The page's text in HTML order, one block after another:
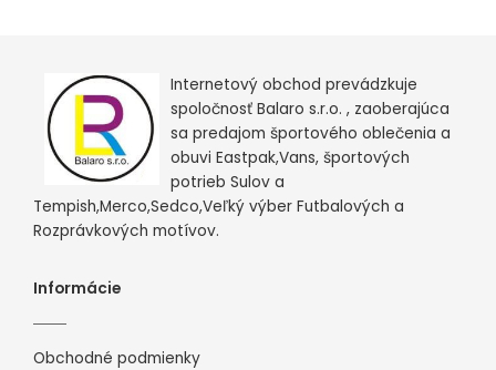
Internetový obchod prevádzkuje
spoločnosť Balaro s.r.o. , zaoberajúca
sa predajom športového oblečenia a
obuvi Eastpak,Vans, športových
potrieb Sulov a
Tempish,Merco,Sedco,Veľký výber Futbalových a
Rozprávkových motívov.
Informácie
Obchodné podmienky